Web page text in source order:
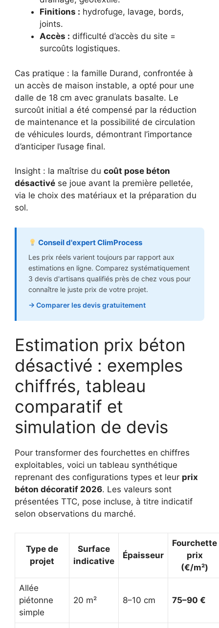
Finitions : hydrofuge, lavage, bords,
joints.
Accès : difficulté d’accès du site =
surcoûts logistiques.
Cas pratique : la famille Durand, confrontée à
un accès de maison instable, a opté pour une
dalle de 18 cm avec granulats basalte. Le
surcoût initial a été compensé par la réduction
de maintenance et la possibilité de circulation
de véhicules lourds, démontrant l’importance
d’anticiper l’usage final.
Insight : la maîtrise du coût pose béton
désactivé se joue avant la première pelletée,
via le choix des matériaux et la préparation du
sol.
Conseil d'expert ClimProcess
Les prix réels varient toujours par rapport aux
estimations en ligne. Comparez systématiquement
3 devis d'artisans qualifiés près de chez vous pour
connaître le juste prix de votre projet.
→ Comparer les devis gratuitement
Estimation prix béton
désactivé : exemples
chiffrés, tableau
comparatif et
simulation de devis
Pour transformer des fourchettes en chiffres
exploitables, voici un tableau synthétique
reprenant des configurations types et leur prix
béton décoratif 2026. Les valeurs sont
présentées TTC, pose incluse, à titre indicatif
selon observations du marché.
Type de
projet
Surface
indicative
Épaisseur
Fourchette
prix
(€/m²)
Allée
piétonne
simple
20 m² 8–10 cm 75–90 €